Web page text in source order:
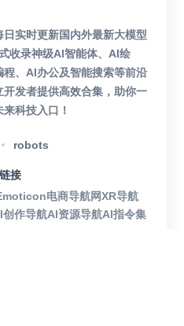
实时更新国内外最新大模型
收录神级AI智能体、AI绘
、AI办公及智能搜索等前沿
发者提供高效合集，助你一
科技入口！
robots
接
电商导航网XR导航
创作导航AI资源导航AI指令集